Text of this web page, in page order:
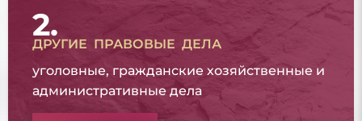
2.
ДРУГИЕ ПРАВОВЫЕ ДЕЛА
уголовные, гражданские хозяйственные и
административные дела